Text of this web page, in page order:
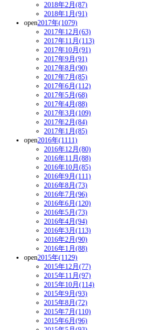
2018年2月(87)
2018年1月(91)
open2017年(1079)
2017年12月(63)
2017年11月(113)
2017年10月(91)
2017年9月(91)
2017年8月(90)
2017年7月(85)
2017年6月(112)
2017年5月(68)
2017年4月(88)
2017年3月(109)
2017年2月(84)
2017年1月(85)
open2016年(1111)
2016年12月(80)
2016年11月(88)
2016年10月(85)
2016年9月(111)
2016年8月(73)
2016年7月(96)
2016年6月(120)
2016年5月(73)
2016年4月(94)
2016年3月(113)
2016年2月(90)
2016年1月(88)
open2015年(1129)
2015年12月(77)
2015年11月(97)
2015年10月(114)
2015年9月(93)
2015年8月(72)
2015年7月(110)
2015年6月(96)